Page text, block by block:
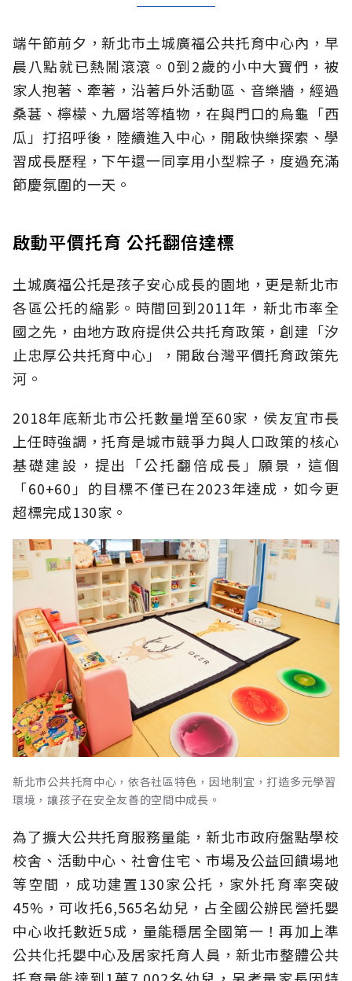
端午節前夕，新北市土城廣福公共托育中心內，早
晨八點就已熱鬧滾滾。0到2歲的小中大寶們，被
家人抱著、牽著，沿著戶外活動區、音樂牆，經過
桑葚、檸檬、九層塔等植物，在與門口的烏龜「西
瓜」打招呼後，陸續進入中心，開啟快樂探索、學
習成長歷程，下午還一同享用小型粽子，度過充滿
節慶氛圍的一天。
啟動平價托育 公托翻倍達標
土城廣福公托是孩子安心成長的園地，更是新北市
各區公托的縮影。時間回到2011年，新北市率全
國之先，由地方政府提供公共托育政策，創建「汐
止忠厚公共托育中心」，開啟台灣平價托育政策先
河。
2018年底新北市公托數量增至60家，侯友宜市長
上任時強調，托育是城市競爭力與人口政策的核心
基礎建設，提出「公托翻倍成長」願景，這個
「60+60」的目標不僅已在2023年達成，如今更
超標完成130家。
新北市公共托育中心，依各社區特色，因地制宜，打造多元學習
環境，讓孩子在安全友善的空間中成長。
為了擴大公共托育服務量能，新北市政府盤點學校
校舍、活動中心、社會住宅、市場及公益回饋場地
等空間，成功建置130家公托，家外托育率突破
45%，可收托6,565名幼兒，占全國公辦民營托嬰
中心收托數近5成，量能穩居全國第一！再加上準
公共化托嬰中心及居家托育人員，新北市整體公共